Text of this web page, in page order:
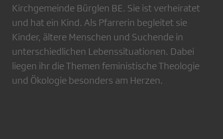
Kirchgemeinde Bürglen BE. Sie ist verheiratet
und hat ein Kind. Als Pfarrerin begleitet sie
Kinder, ältere Menschen und Suchende in
unterschiedlichen Lebenssituationen. Dabei
liegen ihr die Themen feministische Theologie
und Ökologie besonders am Herzen.